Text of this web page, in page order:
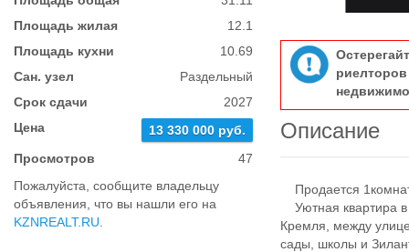
Площадь жилая
12.1
Площадь кухни
10.69
Сан. узел
Раздельный
Срок сдачи
2027
Цена
13 330 000 руб.
Просмотров
47
Пожалуйста, сообщите владельцу
объявления, что вы нашли его на
KZNREALT.RU
Описание
Продается
Уютная квартира в
Кремля, между
сады, школы и